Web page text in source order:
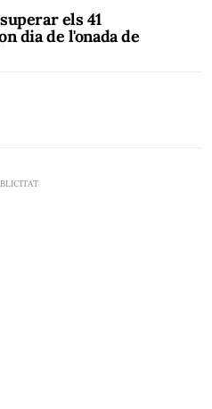
els 41
dia de l'onada de